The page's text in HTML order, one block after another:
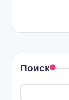
Поиск